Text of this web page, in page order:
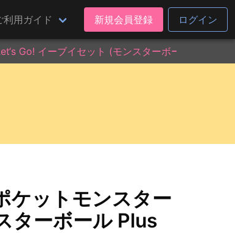
利用ガイド 新規会員登録 ログイン
Go! イーブイセット (モンスターボール Plus付き)
ケットモンスター
ターボール Plus